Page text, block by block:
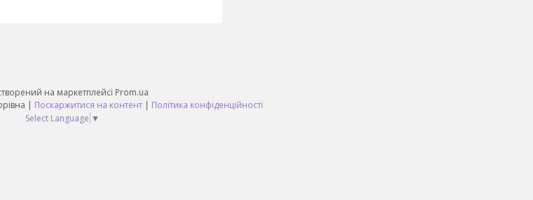
на маркетплейсі Prom.ua
Sunny Day ФОП Пода Анастасія Ігорівна | Поскаржитися на контент | Політика конфіденційності
Select Language ▼